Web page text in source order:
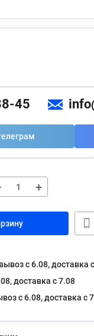
45
+
с 6.08, доставка
доставка c 7.08
с 6.08, доставка c